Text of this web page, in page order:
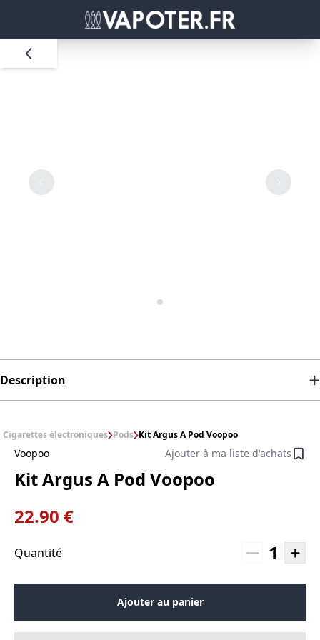
Description
Cigarettes électroniques Pods Kit Argus A Pod Voopoo
Voopoo Ajouter à ma liste d'achats
Kit Argus A Pod Voopoo
22.90 €
Quantité 1
Ajouter au panier